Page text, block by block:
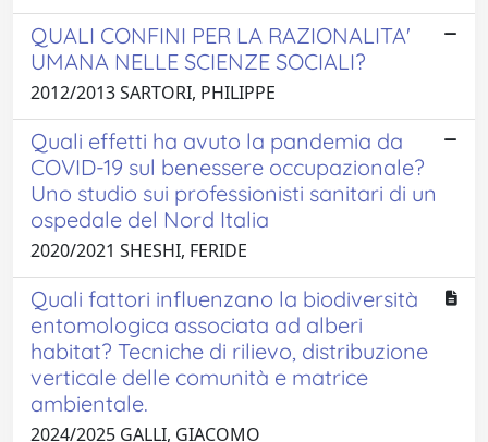
QUALI CONFINI PER LA RAZIONALITA'
UMANA NELLE SCIENZE SOCIALI?
2012/2013 SARTORI, PHILIPPE
Quali effetti ha avuto la pandemia da
COVID-19 sul benessere occupazionale?
Uno studio sui professionisti sanitari di un
ospedale del Nord Italia
2020/2021 SHESHI, FERIDE
Quali fattori influenzano la biodiversità
entomologica associata ad alberi
habitat? Tecniche di rilievo, distribuzione
verticale delle comunità e matrice
ambientale.
2024/2025 GALLI, GIACOMO